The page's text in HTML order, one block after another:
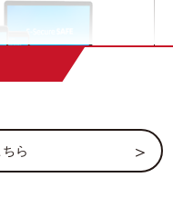
インストール
ら